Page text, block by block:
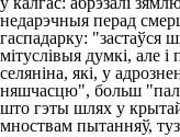
недарэчныя перад
гаспадарку: "застаўся
мітуслівыя думкі, але
селяніна, які, у
няшчасцю", больш
што гэты шлях у
мноствам пытанняў,